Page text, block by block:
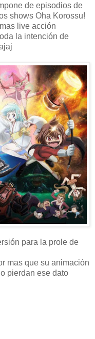
de episodios de
shows Oha Korossu!
live acción
la intención de
para la prole de
mas que su animación
pierdan ese dato